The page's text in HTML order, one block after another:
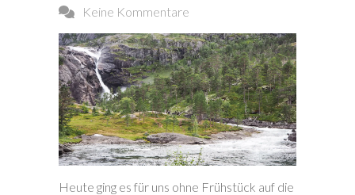
Keine Kommentare
Heute ging es für uns ohne Frühstück auf die